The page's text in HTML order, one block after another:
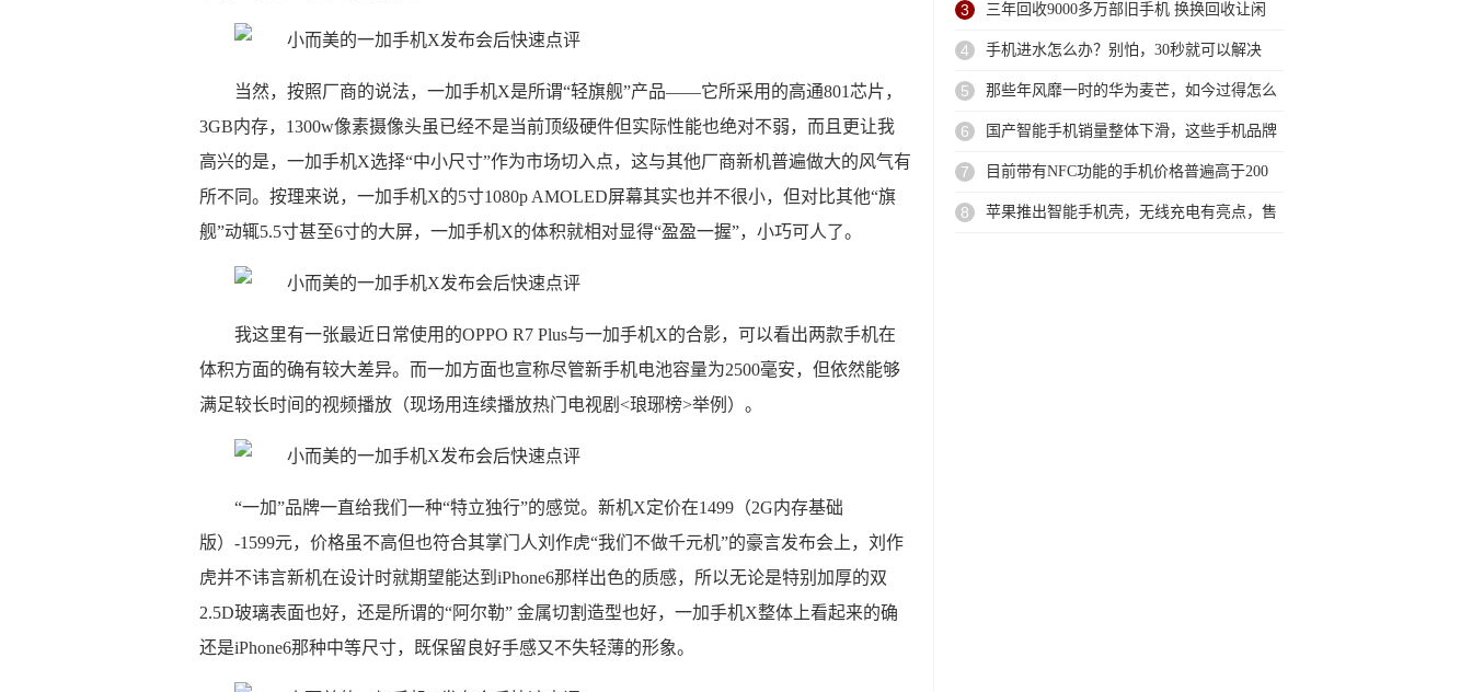
当然，按照厂商的说法，一加手机X是所谓“轻旗舰”产品——它所采用的高通801芯片，
3GB内存，1300w像素摄像头虽已经不是当前顶级硬件但实际性能也绝对不弱，而且更让我
高兴的是，一加手机X选择“中小尺寸”作为市场切入点，这与其他厂商新机普遍做大的风气有
所不同。按理来说，一加手机X的5寸1080p AMOLED屏幕其实也并不很小，但对比其他“旗
舰”动辄5.5寸甚至6寸的大屏，一加手机X的体积就相对显得“盈盈一握”，小巧可人了。
我这里有一张最近日常使用的OPPO R7 Plus与一加手机X的合影，可以看出两款手机在
体积方面的确有较大差异。而一加方面也宣称尽管新手机电池容量为2500毫安，但依然能够
满足较长时间的视频播放（现场用连续播放热门电视剧<琅琊榜>举例）。
“一加”品牌一直给我们一种“特立独行”的感觉。新机X定价在1499（2G内存基础
版）-1599元，价格虽不高但也符合其掌门人刘作虎“我们不做千元机”的豪言发布会上，刘作
虎并不讳言新机在设计时就期望能达到iPhone6那样出色的质感，所以无论是特别加厚的双
2.5D玻璃表面也好，还是所谓的“阿尔勒” 金属切割造型也好，一加手机X整体上看起来的确
还是iPhone6那种中等尺寸，既保留良好手感又不失轻薄的形象。
3 三年回收9000多万部旧手机 换换回收让闲
4 手机进水怎么办？别怕，30秒就可以解决
5 那些年风靡一时的华为麦芒，如今过得怎么
样？
6 国产智能手机销量整体下滑，这些手机品牌
或被
7 目前带有NFC功能的手机价格普遍高于200
8 苹果推出智能手机壳，无线充电有亮点，售